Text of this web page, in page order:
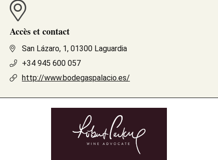
Accès et contact
San Lázaro, 1, 01300 Laguardia
+34 945 600 057
http://www.bodegaspalacio.es/